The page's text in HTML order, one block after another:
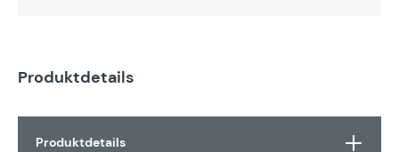
Produktdetails
Produktdetails